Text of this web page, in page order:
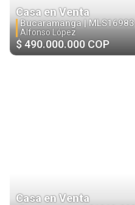
Casa en Venta
Bucaramanga |MLS16983
Alfonso López
$ 490.000.000 COP
Casa en Venta